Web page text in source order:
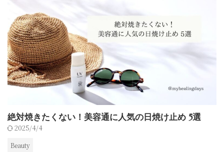
絶対焼きたくない！美容通に人気の日焼け止め 5選
2025/4/4
Beauty